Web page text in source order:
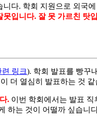
다. 학회 지원으로 외국
못입니다. 잘 못 가르친 탓
련 링크). 학회 발표를 빵꾸
더 열심히 발표하는 것 같
. 이번 학회에서는 발표 직
하는 것이 어떨까 싶습니